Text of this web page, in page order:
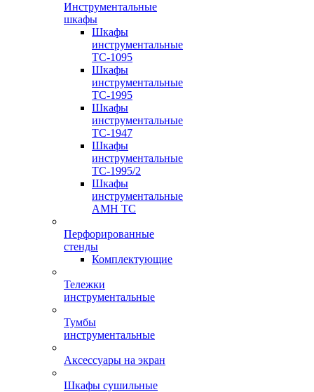
Инструментальные
шкафы
Шкафы
инструментальные
TC-1095
Шкафы
инструментальные
TC-1995
Шкафы
инструментальные
TC-1947
Шкафы
инструментальные
TC-1995/2
Шкафы
инструментальные
AMH TC
Перфорированные
стенды
Комплектующие
Тележки
инструментальные
Тумбы
инструментальные
Аксессуары на экран
Шкафы сушильные